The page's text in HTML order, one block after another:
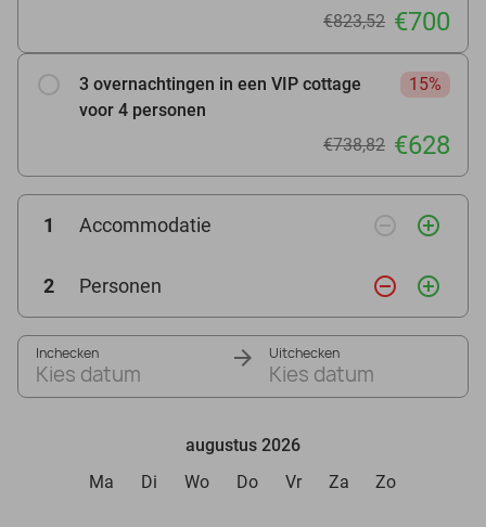
€823,52 €700
3 overnachtingen in een VIP cottage
voor 4 personen
15%
€738,82 €628
1 Accommodatie remove_circle_outline add_circle_outline
2 Personen remove_circle_outline add_circle_outline
Inchecken
Kies datum
Uitchecken
Kies datum
augustus 2026
Ma
Di Wo Do Vr Za Zo